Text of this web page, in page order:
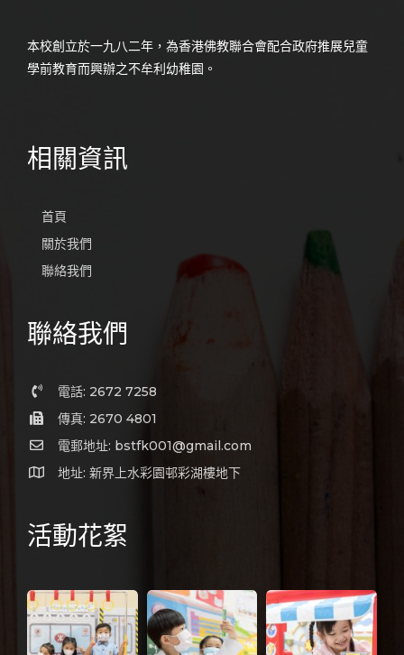
本校創立於一九八二年，為香港佛教聯合會配合政府推展兒童
學前教育而興辦之不牟利幼稚園。
相關資訊
首頁
關於我們
聯絡我們
聯絡我們
電話: 2672 7258
傳真: 2670 4801
電郵地址: bstfk001@gmail.com
地址: 新界上水彩園邨彩湖樓地下
活動花絮